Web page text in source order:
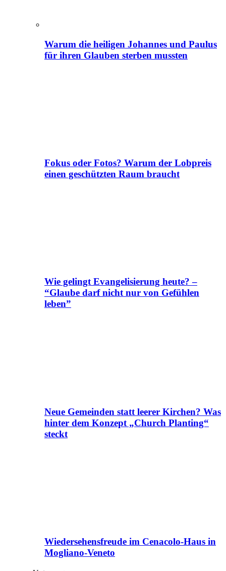
Warum die heiligen Johannes und Paulus
für ihren Glauben sterben mussten
Fokus oder Fotos? Warum der Lobpreis
einen geschützten Raum braucht
Wie gelingt Evangelisierung heute? –
“Glaube darf nicht nur von Gefühlen
leben”
Neue Gemeinden statt leerer Kirchen? Was
hinter dem Konzept „Church Planting“
steckt
Wiedersehensfreude im Cenacolo-Haus in
Mogliano-Veneto